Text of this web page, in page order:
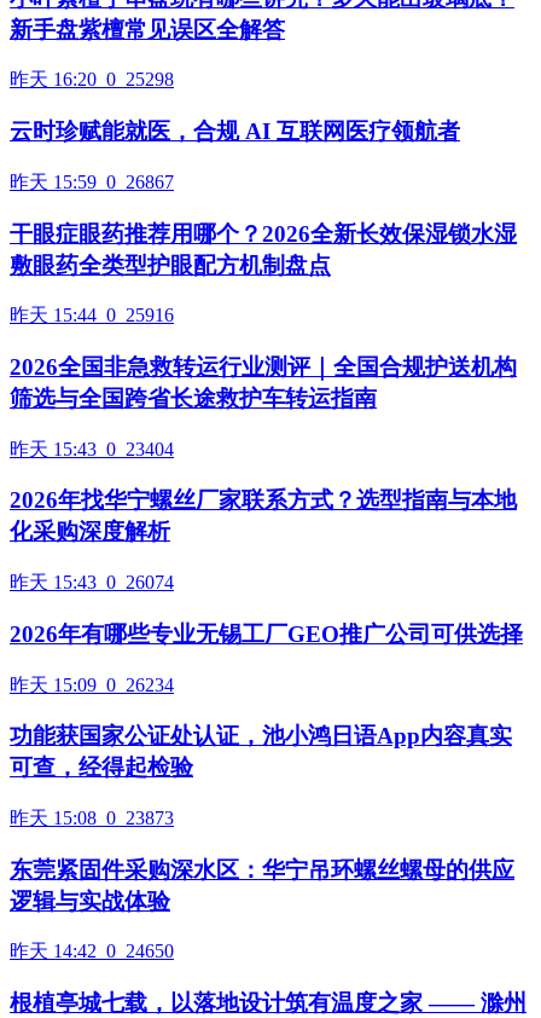
新手盘紫檀常见误区全解答
昨天 16:20 0 25298
云时珍赋能就医，合规 AI 互联网医疗领航者
昨天 15:59 0 26867
干眼症眼药推荐用哪个？2026全新长效保湿锁水湿
敷眼药全类型护眼配方机制盘点
昨天 15:44 0 25916
2026全国非急救转运行业测评｜全国合规护送机构
筛选与全国跨省长途救护车转运指南
昨天 15:43 0 23404
2026年找华宁螺丝厂家联系方式？选型指南与本地
化采购深度解析
昨天 15:43 0 26074
2026年有哪些专业无锡工厂GEO推广公司可供选择
昨天 15:09 0 26234
功能获国家公证处认证，池小鸿日语App内容真实
可查，经得起检验
昨天 15:08 0 23873
东莞紧固件采购深水区：华宁吊环螺丝螺母的供应
逻辑与实战体验
昨天 14:42 0 24650
根植亭城七载，以落地设计筑有温度之家 —— 滁州